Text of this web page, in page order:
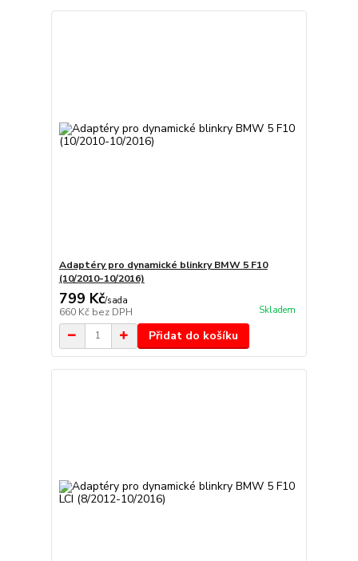
Adaptéry pro dynamické blinkry BMW 5 F10
(10/2010-10/2016)
799 Kč/sada
660 Kč bez DPH Skladem
Přidat do košíku